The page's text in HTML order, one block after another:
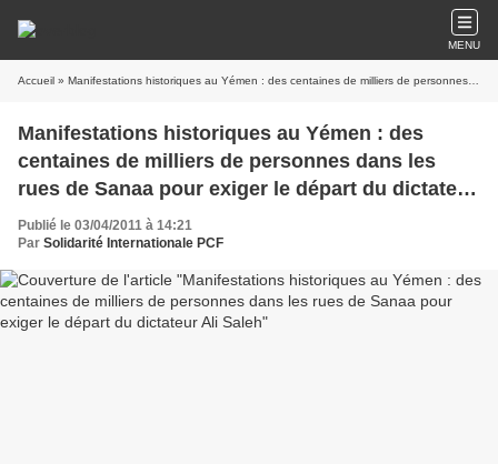
MENU
Accueil » Manifestations historiques au Yémen : des centaines de milliers de personnes dans les rues de Sanaa pour exiger le départ du dictateur Ali Saleh
Manifestations historiques au Yémen : des
centaines de milliers de personnes dans les
rues de Sanaa pour exiger le départ du dictateur
Ali Saleh
Publié le 03/04/2011 à 14:21
Par Solidarité Internationale PCF